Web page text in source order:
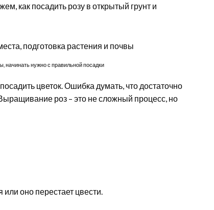
как посадить розу в открытый грунт и
начинать нужно с правильной посадки
цветок. Ошибка думать, что достаточно
роз – это не сложный процесс, но
оно перестает цвести.